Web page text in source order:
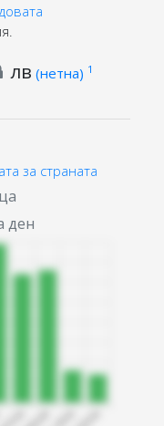
лв (нетна) 1
за страната
ден